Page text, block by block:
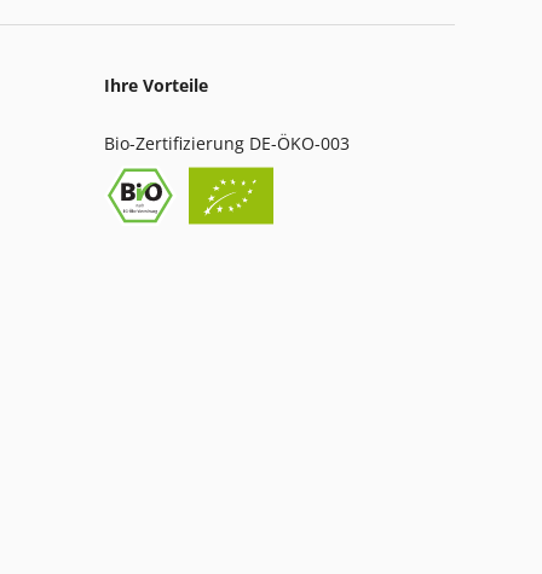
Ihre Vorteile
Bio-Zertifizierung DE-ÖKO-003